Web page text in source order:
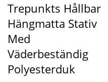
Trepunkts Hållbar
Hängmatta Stativ
Med
Väderbeständig
Polyesterduk